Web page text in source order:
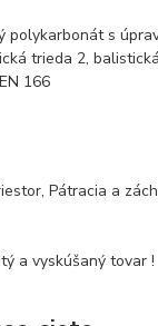
polykarbonát s
trieda 2,
166
Pátracia a
a vyskúšaný tovar !